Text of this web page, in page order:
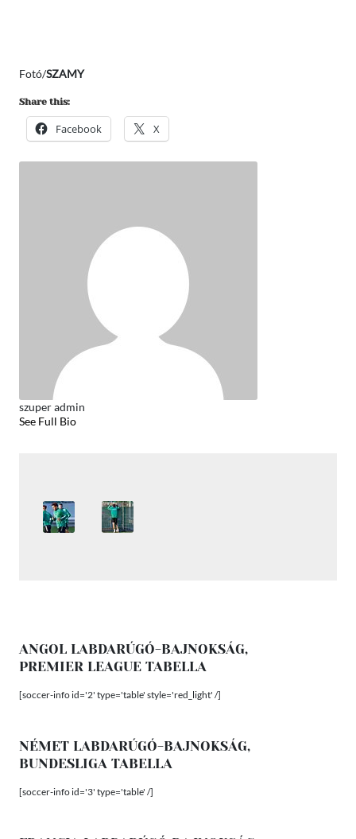
Fotó/SZAMY
Share this:
Facebook X
szuper admin
See Full Bio
ANGOL LABDARÚGÓ-BAJNOKSÁG,
PREMIER LEAGUE TABELLA
[soccer-info id='2' type='table' style='red_light' /]
NÉMET LABDARÚGÓ-BAJNOKSÁG,
BUNDESLIGA TABELLA
[soccer-info id='3' type='table' /]